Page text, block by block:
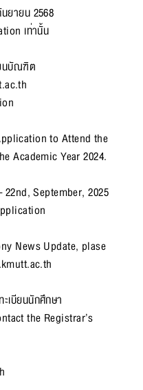
ยายน 2568
เท่านั้น
นบัณฑิต
to Attend the
Academic Year 2024.
September, 2025
News Update, plase
เบียนนักศึกษา
the Registrar’s